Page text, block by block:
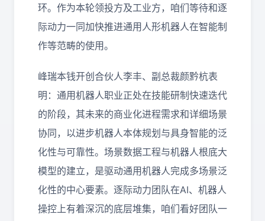
环。作为本轮领投方及工业方，咱们等待和逐
际动力一同加快推进通用人形机器人在智能制
作等范畴的使用。
峰瑞本钱开创合伙人李丰、副总裁颜黔杭表
明：通用机器人职业正处在技能研制快速迭代
的阶段，其未来的商业化进程需求和详细场景
协同，以进步机器人本体规划与具身智能的泛
化性与可靠性。场景数据工程与机器人根底大
模型的建立，是驱动通用机器人完成多场景泛
化性的中心要素。逐际动力团队在AI、机器人
操控上有着深沉的底层堆集，咱们看好团队一